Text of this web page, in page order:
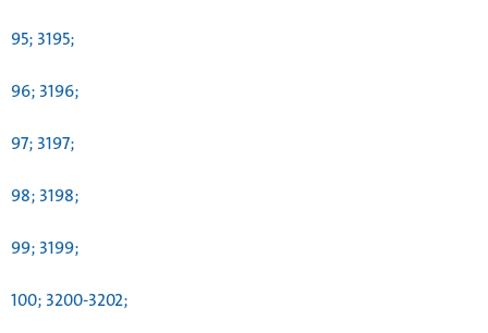
95; 3195;
96; 3196;
97; 3197;
98; 3198;
99; 3199;
100; 3200-3202;